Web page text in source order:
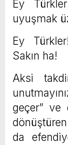
Ey
uyuşmak
Ey
Sakın ha!
Aksi
geçer” ve
da